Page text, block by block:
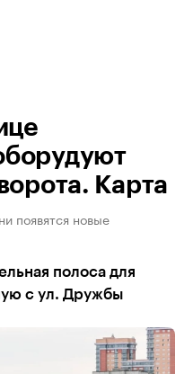
Карта
появятся новые
полоса для
с ул. Дружбы